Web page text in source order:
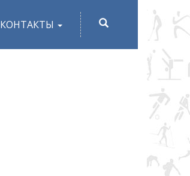
КОНТАКТЫ